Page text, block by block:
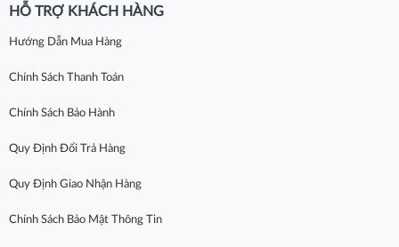
HỖ TRỢ KHÁCH HÀNG
Hướng Dẫn Mua Hàng
Chính Sách Thanh Toán
Chính Sách Bảo Hành
Quy Định Đổi Trả Hàng
Quy Định Giao Nhận Hàng
Chính Sách Bảo Mật Thông Tin